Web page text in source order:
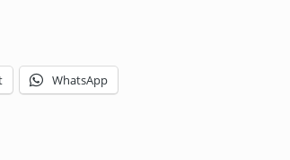
WhatsApp